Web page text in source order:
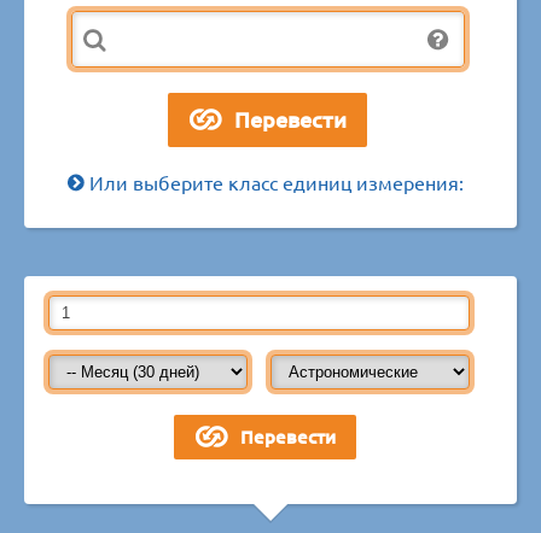
Или выберите класс единиц измерения: